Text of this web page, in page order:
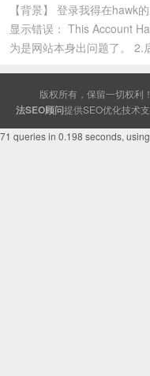
【背景】 登录我得在hawk
显示错误： This Account
为是网站本身出问题了。 2.
版权所有，保留一切权利
法SEO顾问提供SEO优化技术
71 queries in 0.198 seconds,